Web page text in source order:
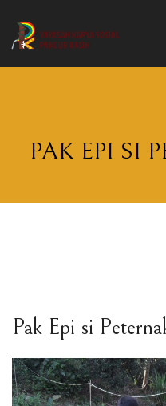
PAK EPI SI
Pak Epi si